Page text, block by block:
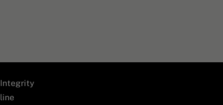
Integrity
line